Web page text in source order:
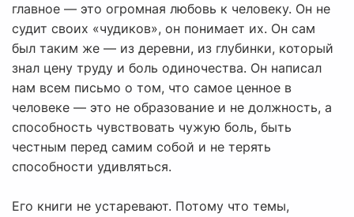
главное — это огромная любовь к человеку. Он не
судит своих «чудиков», он понимает их. Он сам
был таким же — из деревни, из глубинки, который
знал цену труду и боль одиночества. Он написал
нам всем письмо о том, что самое ценное в
человеке — это не образование и не должность, а
способность чувствовать чужую боль, быть
честным перед самим собой и не терять
способности удивляться.
Его книги не устаревают. Потому что темы,